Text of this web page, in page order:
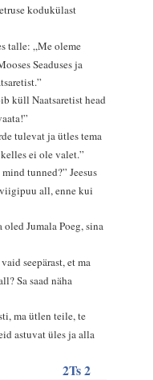
kodukülast
talle: „Me oleme
Seaduses ja
küll Naatsaretist head
tulevat ja ütles tema
ei ole valet.”
tunned?” Jeesus
all, enne kui
Jumala Poeg, sina
seepärast, et ma
Sa saad näha
ma ütlen teile, te
astuvat üles ja alla
2Ts 2